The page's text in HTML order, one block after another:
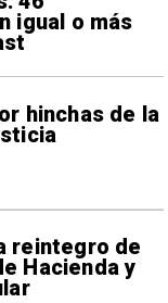
igual o más
hinchas de la
reintegro de
Hacienda y